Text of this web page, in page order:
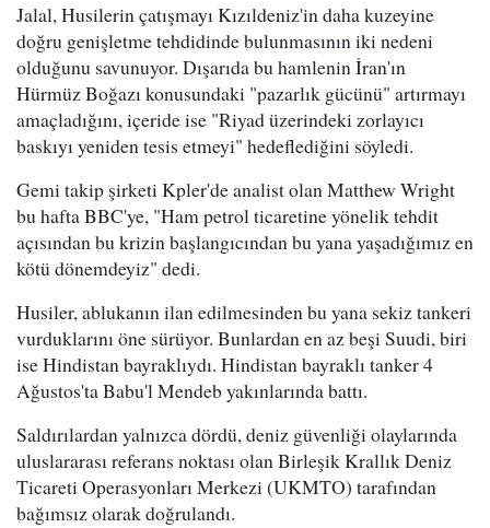
Jalal, Husilerin çatışmayı Kızıldeniz'in daha kuzeyine
doğru genişletme tehdidinde bulunmasının iki nedeni
olduğunu savunuyor. Dışarıda bu hamlenin İran'ın
Hürmüz Boğazı konusundaki "pazarlık gücünü" artırmayı
amaçladığını, içeride ise "Riyad üzerindeki zorlayıcı
baskıyı yeniden tesis etmeyi" hedeflediğini söyledi.
Gemi takip şirketi Kpler'de analist olan Matthew Wright
bu hafta BBC'ye, "Ham petrol ticaretine yönelik tehdit
açısından bu krizin başlangıcından bu yana yaşadığımız en
kötü dönemdeyiz" dedi.
Husiler, ablukanın ilan edilmesinden bu yana sekiz tankeri
vurduklarını öne sürüyor. Bunlardan en az beşi Suudi, biri
ise Hindistan bayraklıydı. Hindistan bayraklı tanker 4
Ağustos'ta Babu'l Mendeb yakınlarında battı.
Saldırılardan yalnızca dördü, deniz güvenliği olaylarında
uluslararası referans noktası olan Birleşik Krallık Deniz
Ticareti Operasyonları Merkezi (UKMTO) tarafından
bağımsız olarak doğrulandı.